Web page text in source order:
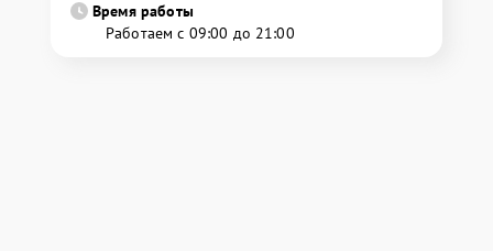
Время работы
Работаем с 09:00 до 21:00